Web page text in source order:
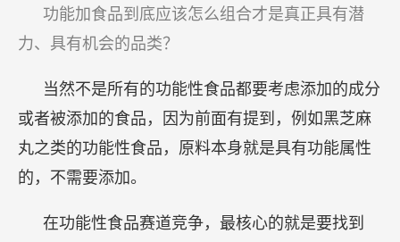
功能加食品到底应该怎么组合才是真正具有潜
力、具有机会的品类？
当然不是所有的功能性食品都要考虑添加的成分
或者被添加的食品，因为前面有提到，例如黑芝麻
丸之类的功能性食品，原料本身就是具有功能属性
的，不需要添加。
在功能性食品赛道竞争，最核心的就是要找到